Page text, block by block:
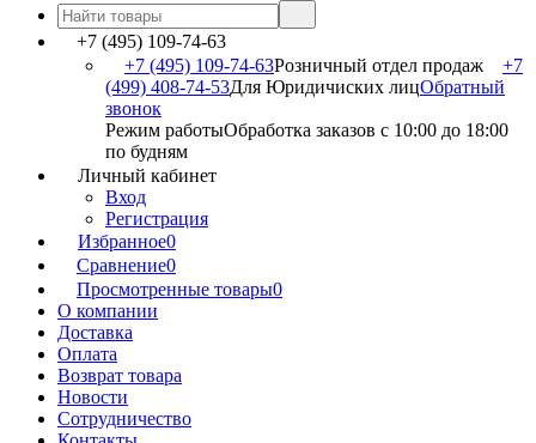
+7 (495) 109-74-63
+7 (495) 109-74-63Розничный отдел продаж
+7
(499) 408-74-53Для Юридичиских лицОбратный
звонок
Режим работыОбработка заказов с 10:00 до 18:00
по будням
Личный кабинет
Вход
Регистрация
Избранное0
Сравнение0
Просмотренные товары0
О компании
Доставка
Оплата
Возврат товара
Новости
Сотрудничество